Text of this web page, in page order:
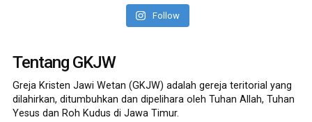
Follow
Tentang GKJW
Greja Kristen Jawi Wetan (GKJW) adalah gereja teritorial yang
dilahirkan, ditumbuhkan dan dipelihara oleh Tuhan Allah, Tuhan
Yesus dan Roh Kudus di Jawa Timur.